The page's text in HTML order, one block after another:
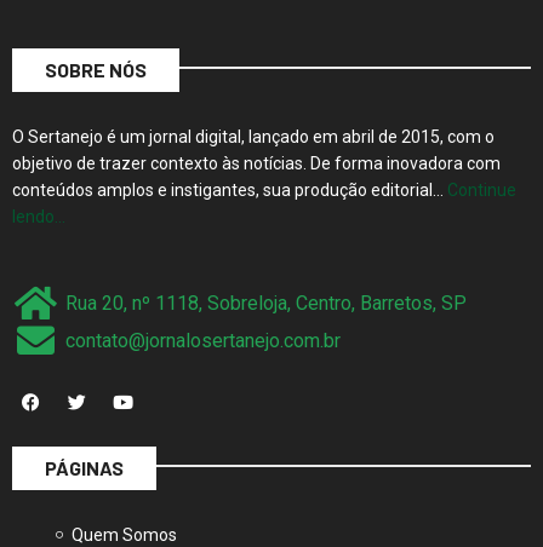
SOBRE NÓS
O Sertanejo é um jornal digital, lançado em abril de 2015, com o
objetivo de trazer contexto às notícias. De forma inovadora com
conteúdos amplos e instigantes, sua produção editorial… Continue
lendo…
Rua 20, nº 1118, Sobreloja, Centro, Barretos, SP
contato@jornalosertanejo.com.br
PÁGINAS
Quem Somos